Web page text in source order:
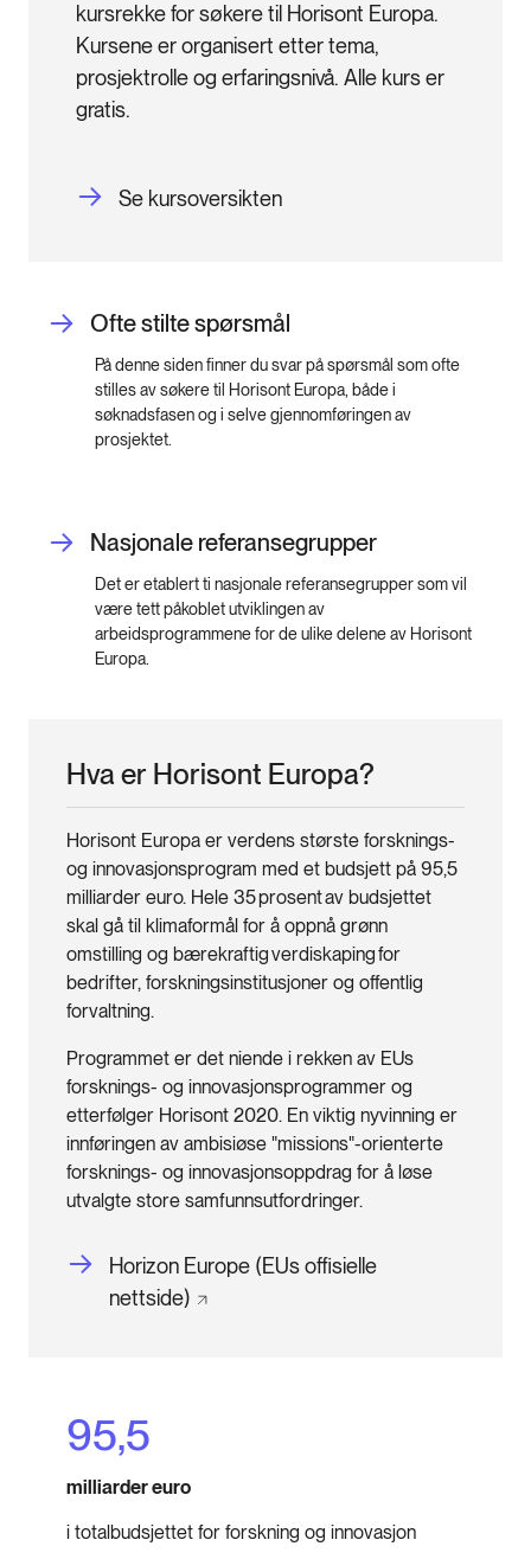
kursrekke for søkere til Horisont Europa.
Kursene er organisert etter tema,
prosjektrolle og erfaringsnivå. Alle kurs er
gratis.
Se kursoversikten
Ofte stilte spørsmål
På denne siden finner du svar på spørsmål som ofte
stilles av søkere til Horisont Europa, både i
søknadsfasen og i selve gjennomføringen av
prosjektet.
Nasjonale referansegrupper
Det er etablert ti nasjonale referansegrupper som vil
være tett påkoblet utviklingen av
arbeidsprogrammene for de ulike delene av Horisont
Europa.
Hva er Horisont Europa?
Horisont Europa er verdens største forsknings-
og innovasjonsprogram med et budsjett på 95,5
milliarder euro. Hele 35 prosent av budsjettet
skal gå til klimaformål for å oppnå grønn
omstilling og bærekraftig verdiskaping for
bedrifter, forskningsinstitusjoner og offentlig
forvaltning.
Programmet er det niende i rekken av EUs
forsknings- og innovasjonsprogrammer og
etterfølger Horisont 2020. En viktig nyvinning er
innføringen av ambisiøse "missions"-orienterte
forsknings- og innovasjonsoppdrag for å løse
utvalgte store samfunnsutfordringer.
Horizon Europe (EUs offisielle
nettside)
i totalbudsjettet for forskning og innovasjon
95,5
milliarder euro